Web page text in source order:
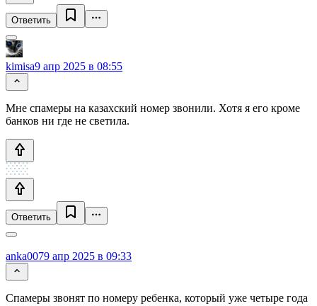
Ответить
kimisa9 апр 2025 в 08:55
Мне спамеры на казахский номер звонили. Хотя я его кроме
банков ни где не светила.
Ответить
anka0079 апр 2025 в 09:33
Спамеры звонят по номеру ребенка, который уже четыре года